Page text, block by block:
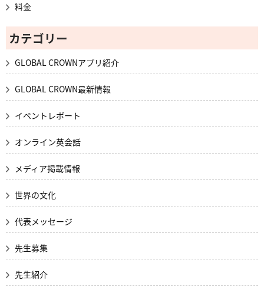
料金
カテゴリー
GLOBAL CROWNアプリ紹介
GLOBAL CROWN最新情報
イベントレポート
オンライン英会話
メディア掲載情報
世界の文化
代表メッセージ
先生募集
先生紹介